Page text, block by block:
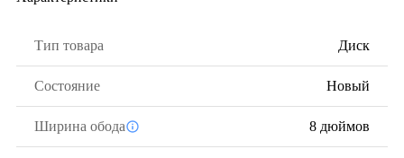
Тип товара Диск
Состояние Новый
Ширина обода 8 дюймов